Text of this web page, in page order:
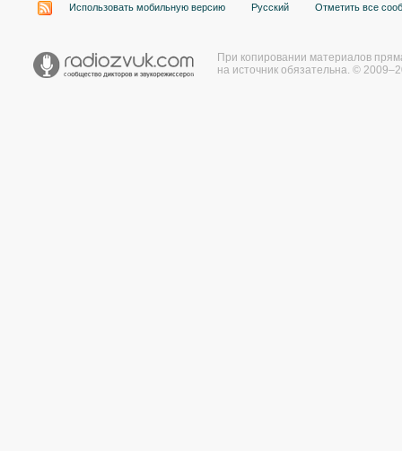
Использовать мобильную версию Русский Отметить все
При копировании материалов
на источник обязательна. ©